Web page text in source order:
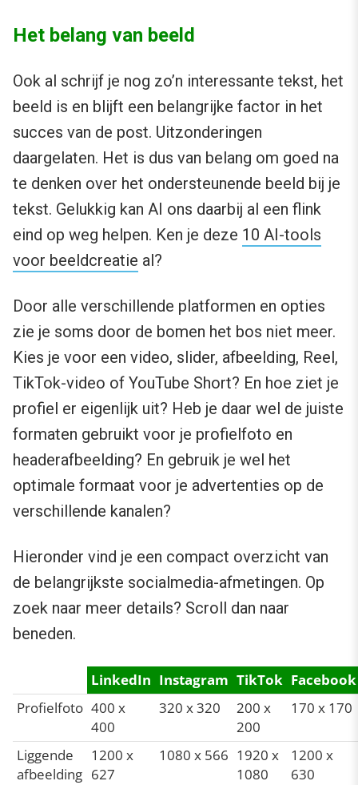
Het belang van beeld
Ook al schrijf je nog zo’n interessante tekst, het
beeld is en blijft een belangrijke factor in het
succes van de post. Uitzonderingen
daargelaten. Het is dus van belang om goed na
te denken over het ondersteunende beeld bij je
tekst. Gelukkig kan AI ons daarbij al een flink
eind op weg helpen. Ken je deze 10 AI-tools
voor beeldcreatie al?
Door alle verschillende platformen en opties
zie je soms door de bomen het bos niet meer.
Kies je voor een video, slider, afbeelding, Reel,
TikTok-video of YouTube Short? En hoe ziet je
profiel er eigenlijk uit? Heb je daar wel de juiste
formaten gebruikt voor je profielfoto en
headerafbeelding? En gebruik je wel het
optimale formaat voor je advertenties op de
verschillende kanalen?
Hieronder vind je een compact overzicht van
de belangrijkste socialmedia-afmetingen. Op
zoek naar meer details? Scroll dan naar
beneden.
LinkedIn Instagram TikTok Facebook
Profielfoto 400 x
400
320 x 320
200 x
200
170 x 170
Liggende
afbeelding
1200 x
627
1080 x 566 1920 x
1080
1200 x
630